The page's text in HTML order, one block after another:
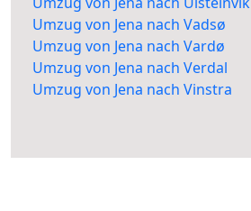
Umzug von Jena nach Vadsø
Umzug von Jena nach Vardø
Umzug von Jena nach Verdal
Umzug von Jena nach Vinstra